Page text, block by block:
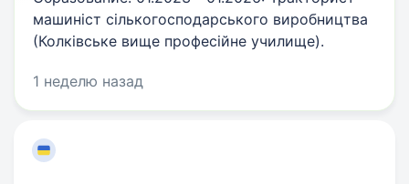
машиніст сількогосподарського виробництва
(Колківське вище професійне училище).
1 неделю назад